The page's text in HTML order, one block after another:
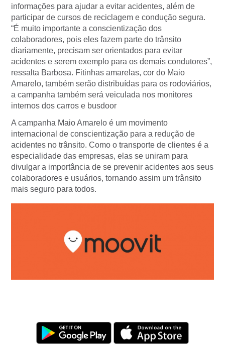
informações para ajudar a evitar acidentes, além de
participar de cursos de reciclagem e condução segura.
“É muito importante a conscientização dos
colaboradores, pois eles fazem parte do trânsito
diariamente, precisam ser orientados para evitar
acidentes e serem exemplo para os demais condutores”,
ressalta Barbosa. Fitinhas amarelas, cor do Maio
Amarelo, também serão distribuídas para os rodoviários,
a campanha também será veiculada nos monitores
internos dos carros e busdoor
A campanha Maio Amarelo é um movimento
internacional de conscientização para a redução de
acidentes no trânsito. Como o transporte de clientes é a
especialidade das empresas, elas se uniram para
divulgar a importância de se prevenir acidentes aos seus
colaboradores e usuários, tornando assim um trânsito
mais seguro para todos.